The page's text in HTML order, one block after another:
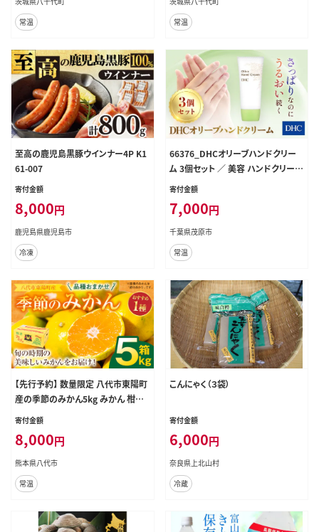
常温
常温
至高の鹿児島黒豚ウインナー4P K1
61-007
寄付金額
8,000円
鹿児島県鹿児島市
冷凍
66376_DHCオリーブハンドクリー
ム 3個セット ／ 美容 ハンドクリーム
ハンドケア オリーブバージンオイル
成分配合 弱酸性 3個セット DHC デ
ィーエイチシー 千葉県 茂原市 MBB
003
寄付金額
7,000円
千葉県茂原市
常温
【先行予約】 数量限定 八代市東陽町
産の季節のみかん5kg みかん 柑橘
フルーツ 果物 果実 ミカン 蜜柑 熊
本県 八代市 【2026年9月下旬より順
次発送】
寄付金額
8,000円
熊本県八代市
常温
こんにゃく（３袋）
寄付金額
6,000円
奈良県上北山村
冷蔵